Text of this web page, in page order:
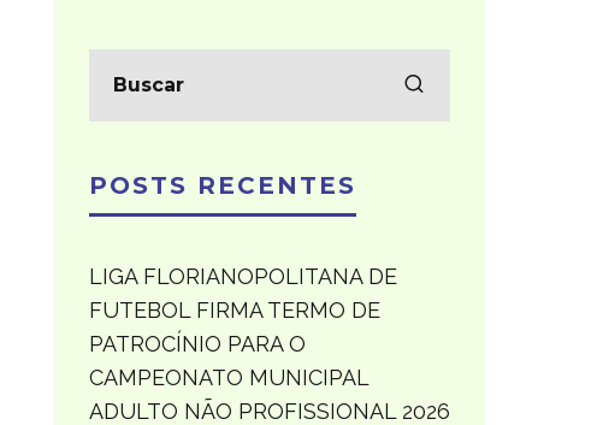
POSTS RECENTES
LIGA FLORIANOPOLITANA DE
FUTEBOL FIRMA TERMO DE
PATROCÍNIO PARA O
CAMPEONATO MUNICIPAL
ADULTO NÃO PROFISSIONAL 2026